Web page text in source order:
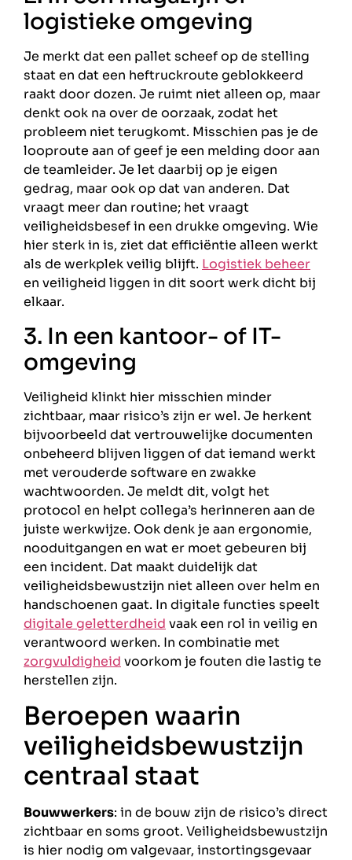
logistieke omgeving
Je merkt dat een pallet scheef op de stelling
staat en dat een heftruckroute geblokkeerd
raakt door dozen. Je ruimt niet alleen op, maar
denkt ook na over de oorzaak, zodat het
probleem niet terugkomt. Misschien pas je de
looproute aan of geef je een melding door aan
de teamleider. Je let daarbij op je eigen
gedrag, maar ook op dat van anderen. Dat
vraagt meer dan routine; het vraagt
veiligheidsbesef in een drukke omgeving. Wie
hier sterk in is, ziet dat efficiëntie alleen werkt
als de werkplek veilig blijft. Logistiek beheer
en veiligheid liggen in dit soort werk dicht bij
elkaar.
3. In een kantoor- of IT-
omgeving
Veiligheid klinkt hier misschien minder
zichtbaar, maar risico’s zijn er wel. Je herkent
bijvoorbeeld dat vertrouwelijke documenten
onbeheerd blijven liggen of dat iemand werkt
met verouderde software en zwakke
wachtwoorden. Je meldt dit, volgt het
protocol en helpt collega’s herinneren aan de
juiste werkwijze. Ook denk je aan ergonomie,
nooduitgangen en wat er moet gebeuren bij
een incident. Dat maakt duidelijk dat
veiligheidsbewustzijn niet alleen over helm en
handschoenen gaat. In digitale functies speelt
digitale geletterdheid vaak een rol in veilig en
verantwoord werken. In combinatie met
zorgvuldigheid voorkom je fouten die lastig te
herstellen zijn.
Beroepen waarin
veiligheidsbewustzijn
centraal staat
Bouwwerkers: in de bouw zijn de risico’s direct
zichtbaar en soms groot. Veiligheidsbewustzijn
is hier nodig om valgevaar, instortingsgevaar